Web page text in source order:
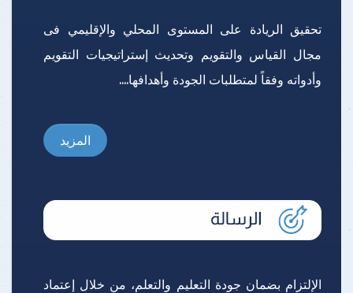
تحقيق الريادة على المستوى المحلي والإقليمي فى
مجال القياس والتقويم وتحديث إستراتيجيات التقويم
وأدواته وفقاً لمتطلبات الجودة وأهدافها....
المزيد
الإلتزام بضمان جودة التعليم والتعلم، من خلال إعتماد